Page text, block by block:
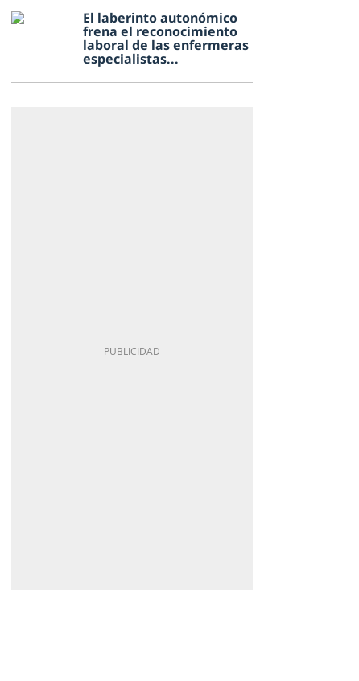
El laberinto autonómico
frena el reconocimiento
laboral de las enfermeras
especialistas...